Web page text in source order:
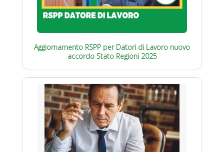
Aggiornamento RSPP per Datori di Lavoro nuovo
accordo Stato Regioni 2025